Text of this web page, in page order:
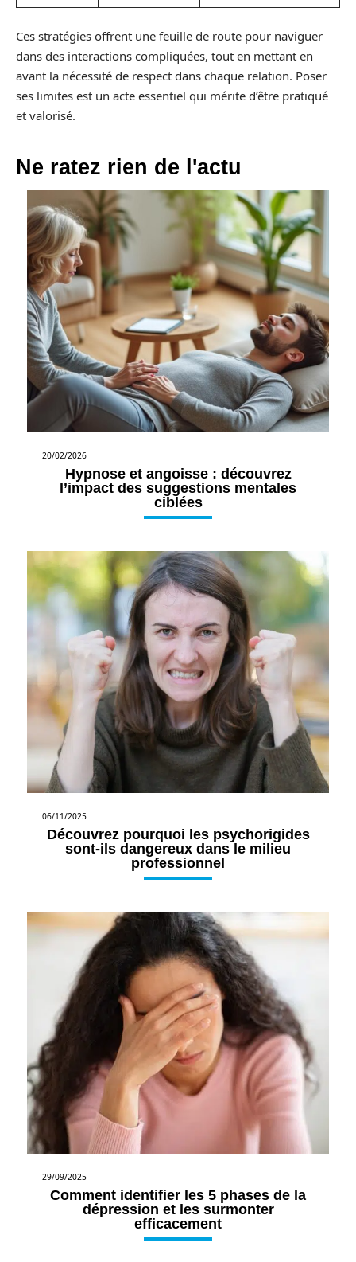
Ces stratégies offrent une feuille de route pour naviguer
dans des interactions compliquées, tout en mettant en
avant la nécessité de respect dans chaque relation. Poser
ses limites est un acte essentiel qui mérite d’être pratiqué
et valorisé.
Ne ratez rien de l'actu
20/02/2026
Hypnose et angoisse : découvrez
l’impact des suggestions mentales
ciblées
06/11/2025
Découvrez pourquoi les psychorigides
sont-ils dangereux dans le milieu
professionnel
29/09/2025
Comment identifier les 5 phases de la
dépression et les surmonter
efficacement